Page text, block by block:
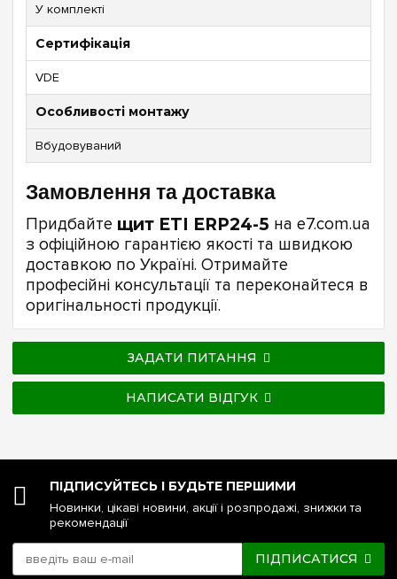
У комплекті
Сертифікація
VDE
Особливості монтажу
Вбудовуваний
Замовлення та доставка
Придбайте щит ETI ERP24-5 на e7.com.ua
з офіційною гарантією якості та швидкою
доставкою по Україні. Отримайте
професійні консультації та переконайтеся в
оригінальності продукції.
ЗАДАТИ ПИТАННЯ
НАПИСАТИ ВІДГУК
ПІДПИСУЙТЕСЬ І БУДЬТЕ ПЕРШИМИ
Новинки, цікаві новини, акції і розпродажі, знижки та
рекомендації
ПІДПИСАТИСЯ